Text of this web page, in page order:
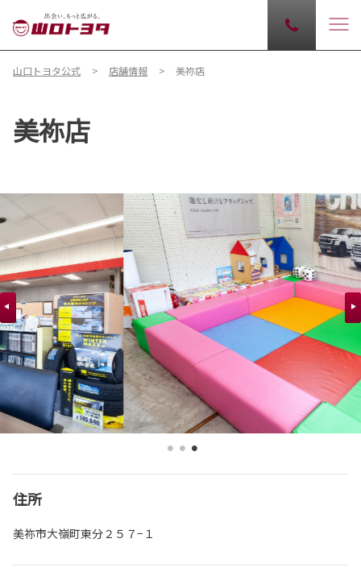
山口トヨタ公式 店舗情報 美祢店
美祢店
住所
美祢市大嶺町東分２５７−１